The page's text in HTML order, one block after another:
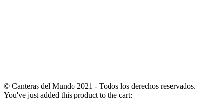
© Canteras del Mundo 2021 - Todos los derechos reservados.
You've just added this product to the cart: